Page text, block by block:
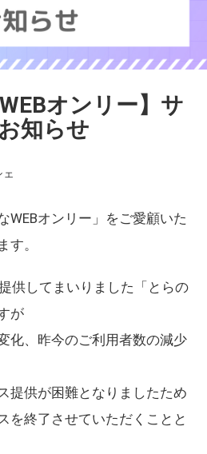
オンリー】サ
知らせ
WEBオンリー」をご愛顧いた
す。
供してまいりました「とらの
が
化、昨今のご利用者数の減少
提供が困難となりましたため
を終了させていただくことと